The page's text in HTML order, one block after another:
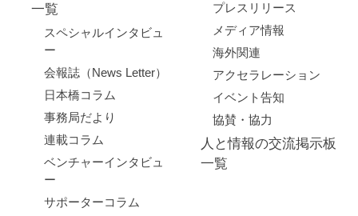
一覧
スペシャルインタビュ
ー
会報誌（News Letter）
日本橋コラム
事務局だより
連載コラム
ベンチャーインタビュ
ー
サポーターコラム
プレスリリース
メディア情報
海外関連
アクセラレーション
イベント告知
協賛・協力
人と情報の交流掲示板
一覧